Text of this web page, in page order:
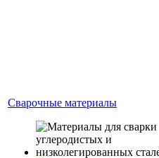
Сварочные материалы